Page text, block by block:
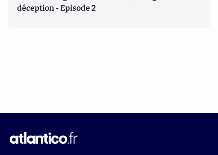
déception - Episode 2